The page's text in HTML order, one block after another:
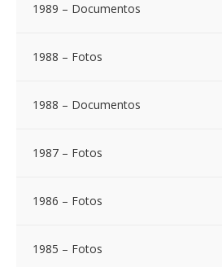
1989 – Documentos
1988 – Fotos
1988 – Documentos
1987 – Fotos
1986 – Fotos
1985 – Fotos